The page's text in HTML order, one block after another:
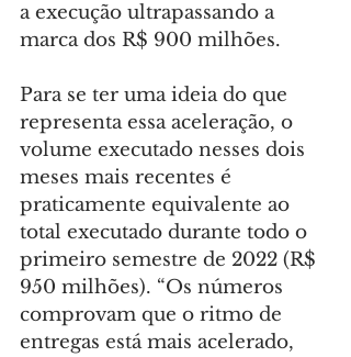
a execução ultrapassando a
marca dos R$ 900 milhões.
Para se ter uma ideia do que
representa essa aceleração, o
volume executado nesses dois
meses mais recentes é
praticamente equivalente ao
total executado durante todo o
primeiro semestre de 2022 (R$
950 milhões). “Os números
comprovam que o ritmo de
entregas está mais acelerado,